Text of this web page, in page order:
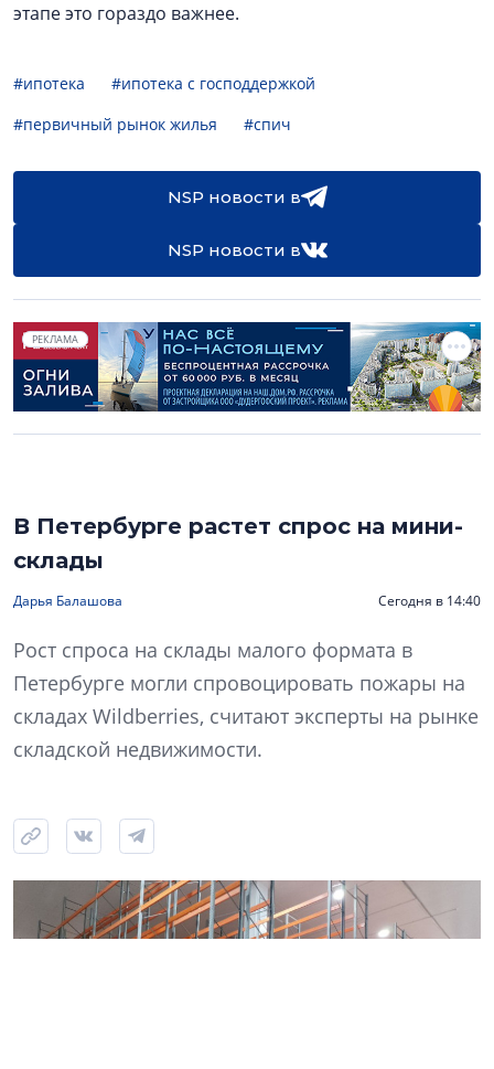
этапе это гораздо важнее.
#ипотека
#ипотека с господдержкой
#первичный рынок жилья
#спич
NSP новости в
NSP новости в
РЕКЛАМА
В Петербурге растет спрос на мини-
склады
Дарья Балашова Сегодня в 14:40
Рост спроса на склады малого формата в
Петербурге могли спровоцировать пожары на
складах Wildberries, считают эксперты на рынке
складской недвижимости.